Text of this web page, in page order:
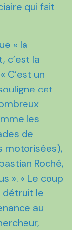
qui fait
« la
c’est la
C’est un
cet
les
de
motorisées),
Roché,
». « Le coup
détruit le
au